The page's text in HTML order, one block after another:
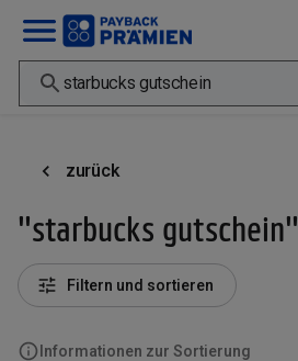
zurück
"starbucks gutschein"
Informationen zur Sortierung
Filtern und sortieren